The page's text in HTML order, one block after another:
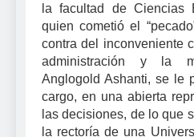
la facultad de Ciencias
quien cometió el
contra del inconveniente
administración y la
Anglogold Ashanti, se le
cargo, en una abierta
las decisiones, de lo que
la rectoría de una